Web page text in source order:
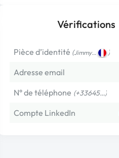
Vérifications
Pièce d’identité (Jimmy… )
Adresse email
N° de téléphone (+33645…)
Compte LinkedIn